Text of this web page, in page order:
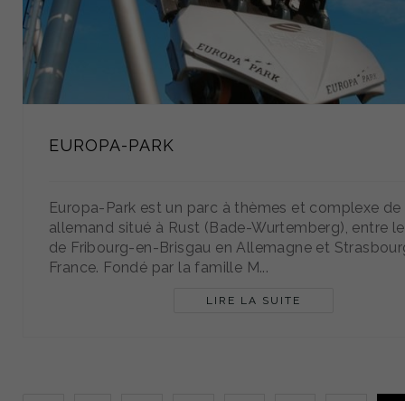
EUROPA-PARK
Europa-Park est un parc à thèmes et complexe de
allemand situé à Rust (Bade-Wurtemberg), entre
de Fribourg-en-Brisgau en Allemagne et
France. Fondé par la famille M...
LIRE LA SUITE